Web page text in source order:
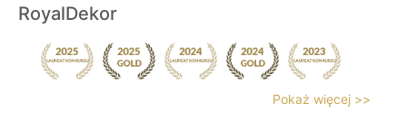
RoyalDekor
Pokaż więcej >>